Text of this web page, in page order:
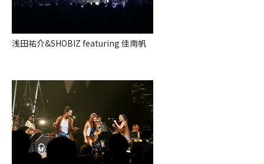
浅田祐介&SHOBIZ featuring 佳南帆